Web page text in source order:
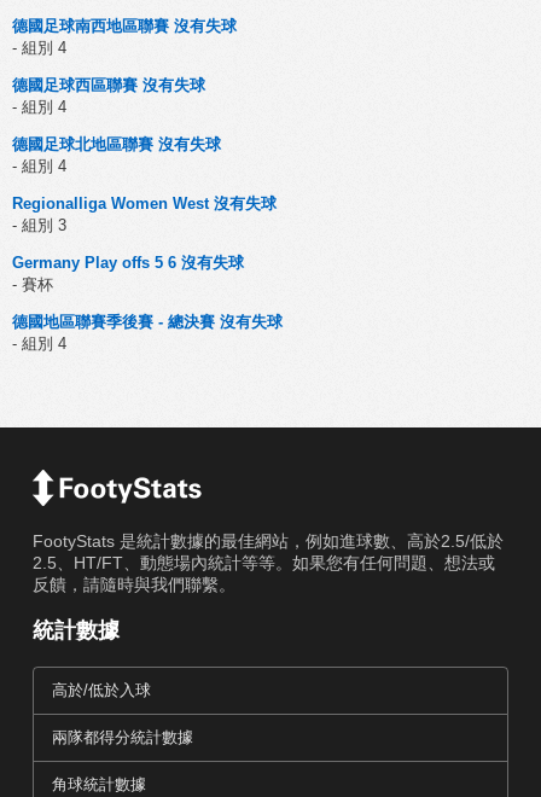
德國足球南西地區聯賽 沒有失球
- 組別 4
德國足球西區聯賽 沒有失球
- 組別 4
德國足球北地區聯賽 沒有失球
- 組別 4
Regionalliga Women West 沒有失球
- 組別 3
Germany Play offs 5 6 沒有失球
- 賽杯
德國地區聯賽季後賽 - 總決賽 沒有失球
- 組別 4
FootyStats 是統計數據的最佳網站，例如進球數、高於2.5/低於
2.5、HT/FT、動態場內統計等等。如果您有任何問題、想法或
反饋，請隨時與我們聯繫。
統計數據
高於/低於入球
兩隊都得分統計數據
角球統計數據